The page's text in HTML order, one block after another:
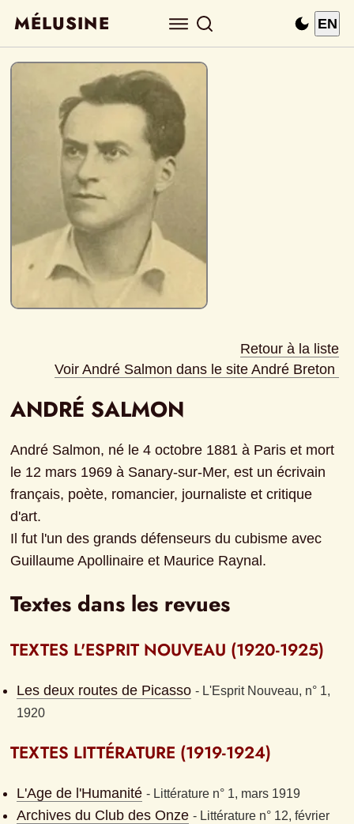
MÉLUSINE EN
Retour à la liste
Voir André Salmon dans le site André Breton
ANDRÉ SALMON
André Salmon, né le 4 octobre 1881 à Paris et mort
le 12 mars 1969 à Sanary-sur-Mer, est un écrivain
français, poète, romancier, journaliste et critique
d'art.
Il fut l'un des grands défenseurs du cubisme avec
Guillaume Apollinaire et Maurice Raynal.
Textes dans les revues
TEXTES L'ESPRIT NOUVEAU (1920-1925)
Les deux routes de Picasso - L'Esprit Nouveau, n° 1,
1920
TEXTES LITTÉRATURE (1919-1924)
L'Age de l'Humanité - Littérature n° 1, mars 1919
Archives du Club des Onze - Littérature n° 12, février